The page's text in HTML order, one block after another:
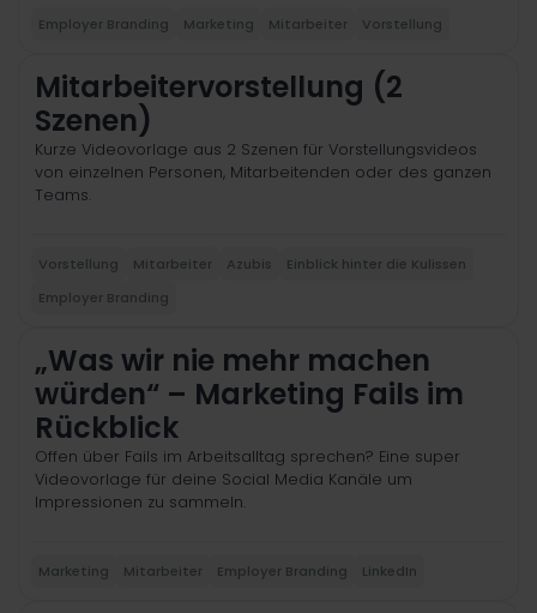
Employer Branding Marketing Mitarbeiter Vorstellung
Mitarbeitervorstellung (2
Szenen)
Kurze Videovorlage aus 2 Szenen für Vorstellungsvideos
von einzelnen Personen, Mitarbeitenden oder des ganzen
Teams.
Vorstellung Mitarbeiter Azubis
Einblick hinter die Kulissen
Employer Branding
„Was wir nie mehr machen
würden“ – Marketing Fails im
Rückblick
Offen über Fails im Arbeitsalltag sprechen? Eine super
Videovorlage für deine Social Media Kanäle um
Impressionen zu sammeln.
Marketing Mitarbeiter Employer Branding LinkedIn